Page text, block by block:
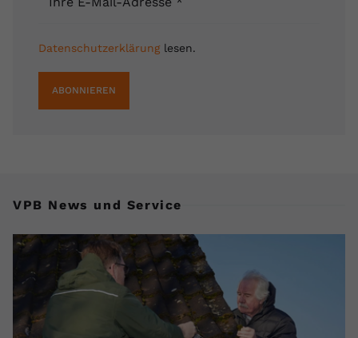
Datenschutzerklärunglesen.
ABONNIEREN
VPB News und Service
Videos von YouTube der Nutzer
Zweck
Videopräferenzen des Nutzers zu
speichern, der eingebettete YouTube-
Videos verwendet.